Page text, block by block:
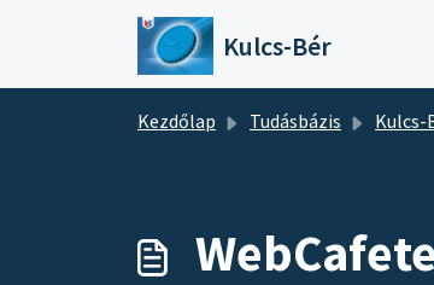
Kihagyás a tartalom megtartásához
Kulcs-Bér
Kezdőlap Tudásbázis Kulcs-Bér